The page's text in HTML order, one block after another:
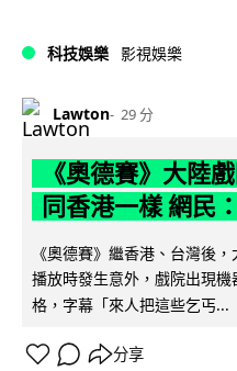
科技娛樂 影視娛樂
Lawton 29 分
《奧德賽》大陸
同香港一樣 網民
《奧德賽》繼香港、台灣後
播放時發生意外，戲院出現
格，字幕「來人把這些乞丐...
分享